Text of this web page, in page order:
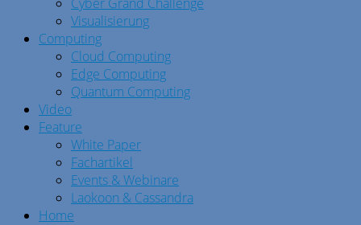
Visualisierung
Computing
Cloud Computing
Edge Computing
Quantum Computing
Video
Feature
White Paper
Fachartikel
Events & Webinare
Laokoon & Cassandra
Home